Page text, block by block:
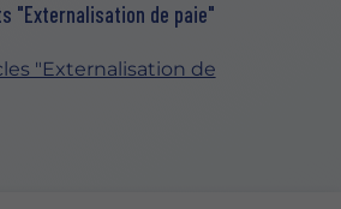
"Externalisation de paie"
"Externalisation de